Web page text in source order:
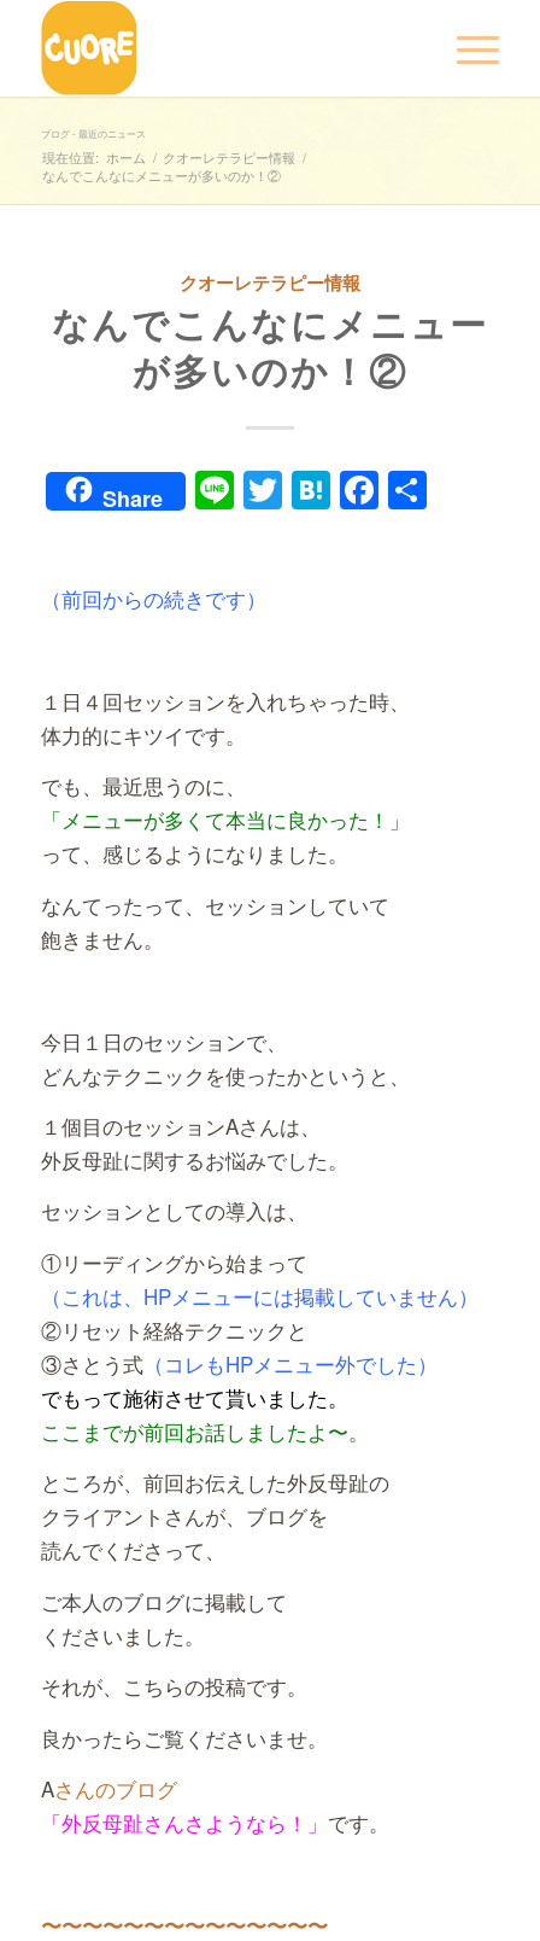
ブログ - 最近のニュース
現在位置: ホーム / クオーレテラピー情報 /
なんでこんなにメニューが多いのか！②
クオーレテラピー情報
なんでこんなにメニュー
が多いのか！②
Share LineTwitter
Hatena共
（前回からの続きです）
１日４回セッションを入れちゃった時、
体力的にキツイです。
でも、最近思うのに、
「メニューが多くて本当に良かった！」
って、感じるようになりました。
なんてったって、セッションしていて
飽きません。
今日１日のセッションで、
どんなテクニックを使ったかというと、
１個目のセッションAさんは、
外反母趾に関するお悩みでした。
セッションとしての導入は、
①リーディングから始まって
（これは、HPメニューには掲載していません）
②リセット経絡テクニックと
③さとう式（コレもHPメニュー外でした）
でもって施術させて貰いました。
ここまでが前回お話しましたよ〜。
ところが、前回お伝えした外反母趾の
クライアントさんが、ブログを
読んでくださって、
ご本人のブログに掲載して
くださいました。
それが、こちらの投稿です。
良かったらご覧くださいませ。
Aさんのブログ
「外反母趾さんさようなら！」 です。
〜〜〜〜〜〜〜〜〜〜〜〜〜〜